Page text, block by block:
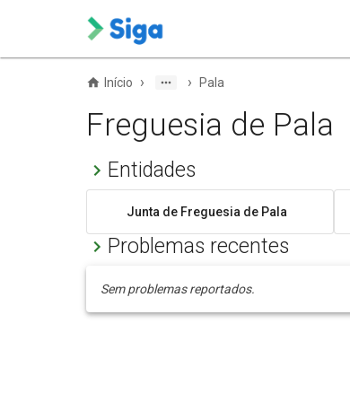
Início › › Pala
Freguesia de Pala
Entidades
Junta de Freguesia de Pala
Problemas recentes
Sem problemas reportados.